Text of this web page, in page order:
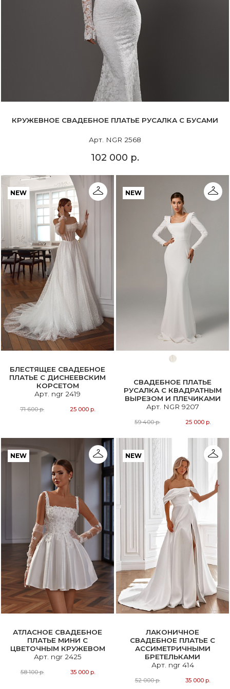
КРУЖЕВНОЕ СВАДЕБНОЕ ПЛАТЬЕ РУСАЛКА С БУСАМИ
Арт. NGR 2568
102 000 р.
NEW
БЛЕСТЯЩЕЕ СВАДЕБНОЕ
ПЛАТЬЕ С ДИСНЕЕВСКИМ
КОРСЕТОМ
Арт. ngr 2419
71 600 р. 25 000 р.
NEW
СВАДЕБНОЕ ПЛАТЬЕ
РУСАЛКА С КВАДРАТНЫМ
ВЫРЕЗОМ И ПЛЕЧИКАМИ
Арт. NGR 9207
59 400 р. 25 000 р.
NEW
АТЛАСНОЕ СВАДЕБНОЕ
ПЛАТЬЕ МИНИ С
ЦВЕТОЧНЫМ КРУЖЕВОМ
Арт. ngr 2425
58 100 р. 35 000 р.
NEW
ЛАКОНИЧНОЕ
СВАДЕБНОЕ ПЛАТЬЕ С
АССИМЕТРИЧНЫМИ
БРЕТЕЛЬКАМИ
Арт. ngr 414
52 000 р. 35 000 р.